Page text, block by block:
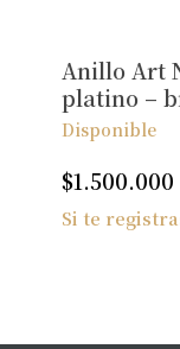
Anillo Art
platino –
Disponible
$1.500.000
Si te